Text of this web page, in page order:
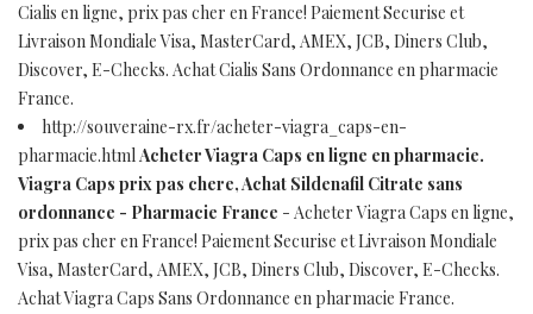
Cialis en ligne, prix pas cher en France! Paiement Securise et
Livraison Mondiale Visa, MasterCard, AMEX, JCB, Diners Club,
Discover, E-Checks. Achat Cialis Sans Ordonnance en pharmacie
France.
http://souveraine-rx.fr/acheter-viagra_caps-en-
pharmacie.htmlAcheter Viagra Caps en ligne en pharmacie.
Viagra Caps prix pas chere, Achat Sildenafil Citrate sans
ordonnance - Pharmacie France - Acheter Viagra Caps en ligne,
prix pas cher en France! Paiement Securise et Livraison Mondiale
Visa, MasterCard, AMEX, JCB, Diners Club, Discover, E-Checks.
Achat Viagra Caps Sans Ordonnance en pharmacie France.